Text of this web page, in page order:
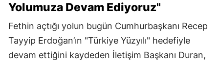
Yolumuza Devam Ediyoruz"
Fethin açtığı yolun bugün Cumhurbaşkanı Recep
Tayyip Erdoğan’ın "Türkiye Yüzyılı" hedefiyle
devam ettiğini kaydeden İletişim Başkanı Duran,